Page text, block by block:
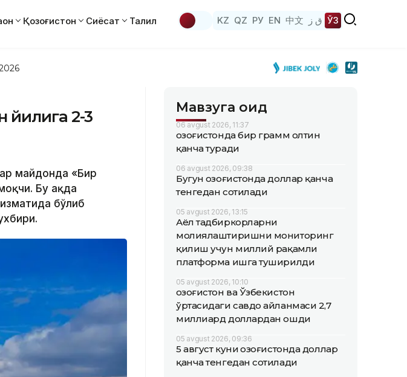
Қозоғистон Сиёсат Таҳлил KZ QZ РУ EN 中文 ق ز ЎЗ
йилига 2-3
майдонда «Бир
Бу ҳақда
бўлиб
Мавзуга оид
06 avgust 2026, 11:37
Қозоғистонда бир грамм олтин
қанча туради
06 avgust 2026, 09:38
Бугун Қозоғистонда доллар қанча
тенгедан сотилади
05 avgust 2026, 13:15
Аёл тадбиркорларни
молиялаштиришни мониторинг
қилиш учун миллий рақамли
платформа ишга туширилди
05 avgust 2026, 10:10
Қозоғистон ва Ўзбекистон
ўртасидаги савдо айланмаси 2,7
миллиард доллардан ошди
05 avgust 2026, 09:36
5 август куни Қозоғистонда доллар
қанча тенгедан сотилади